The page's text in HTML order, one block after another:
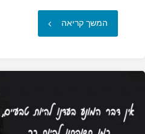
המשך קריאה "אל
ממני
אדיב…"